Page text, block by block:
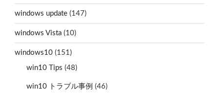
windows update (147)
windows Vista (10)
windows10 (151)
win10 Tips (48)
win10 トラブル事例 (46)